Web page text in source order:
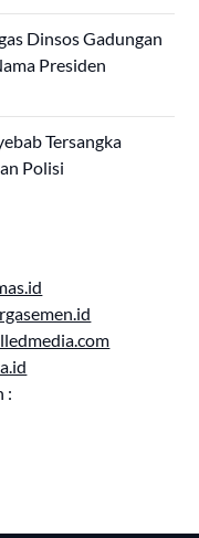
Dinsos Gadungan
Presiden
Tersangka
Polisi
: